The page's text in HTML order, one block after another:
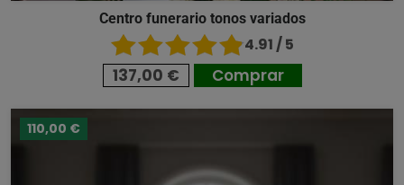
Centro funerario tonos variados
4.91 / 5
137,00 € Comprar
110,00 €